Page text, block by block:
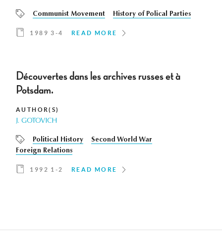
Communist Movement History of Polical Parties
1989 3-4 READ MORE
Découvertes dans les archives russes et à
Potsdam.
AUTHOR(S)
J. GOTOVICH
Political History
Second World War
Foreign Relations
1992 1-2 READ MORE